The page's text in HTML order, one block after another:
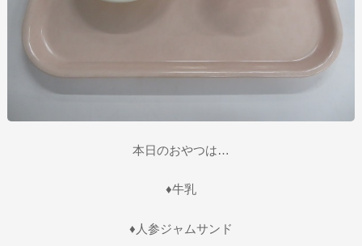
本日のおやつは…
♦牛乳
♦人参ジャムサンド